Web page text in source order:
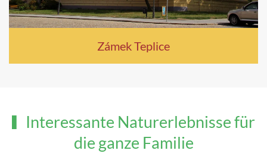
Zámek Teplice
Interessante Naturerlebnisse für
die ganze Familie